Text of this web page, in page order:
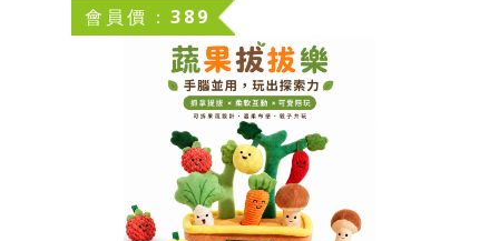
會員價：389